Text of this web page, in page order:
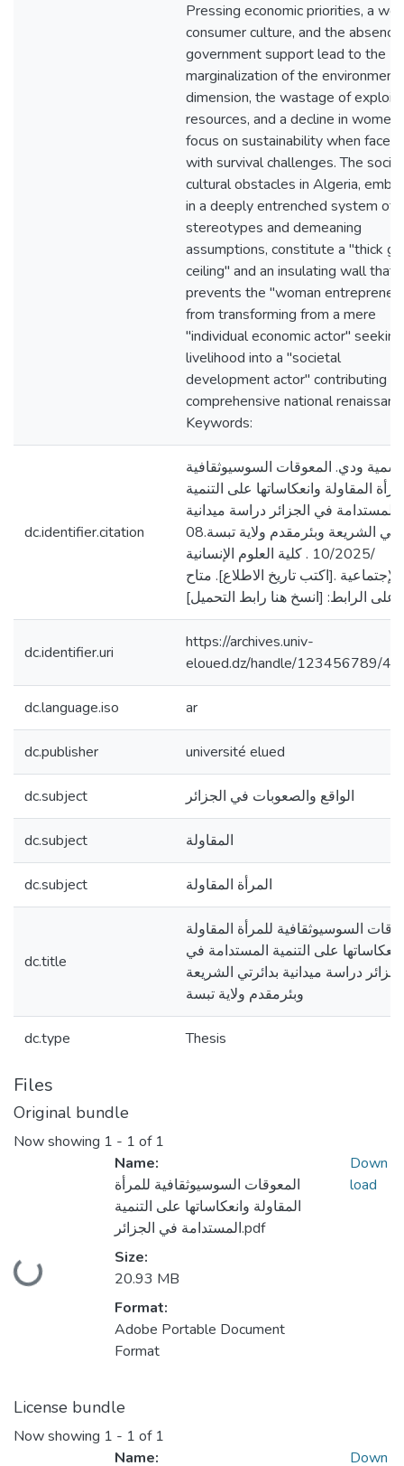
Pressing economic priorities, a
consumer culture, and the
government support lead to the
marginalization of the
dimension, the wastage of
resources, and a decline in
focus on sustainability when faced
with survival challenges. The
cultural obstacles in Algeria,
in a deeply entrenched system of
stereotypes and demeaning
assumptions, constitute a "thick
ceiling" and an insulating wall that
prevents the "woman
from transforming from a mere
"individual economic actor"
livelihood into a "societal
development actor" contributing
comprehensive national
Keywords:
dc.identifier.citation
سمية ودي. المعوقات السوسيوثقافية
المقاولة وانعكاساتها على التنمية
المستدامة في الجزائر دراسة ميدانية
بدائرتي الشريعة وبئرمقدم ولاية تبسة.08
/10/2025 . كلية العلوم الإنسانية
.[اكتب تاريخ الاطلاع]. متاح
على الرابط: [انسخ هنا رابط التحميل]
dc.identifier.uri
https://archives.univ-
eloued.dz/handle/123456789/
dc.language.iso ar
dc.publisher université elued
dc.subject الواقع والصعوبات في الجزائر
dc.subject المقاولة
dc.subject المرأة المقاولة
dc.title
السوسيوثقافية للمرأة المقاولة
على التنمية المستدامة في
دراسة ميدانية بدائرتي الشريعة
وبئرمقدم ولاية تبسة
dc.type Thesis
Files
Original bundle
Now showing 1 - 1 of 1
Name:
المعوقات السوسيوثقافية للمرأة
المقاولة وانعكاساتها على التنمية
المستدامة في الجزائر.pdf
Size:
20.93 MB
Format:
Adobe Portable Document
Format
Down
load
License bundle
Now showing 1 - 1 of 1
Name:
Down